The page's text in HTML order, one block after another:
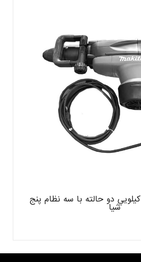
دريل بتن كن 11 كيلويي دو حالته با سه نظام پنج
شيا